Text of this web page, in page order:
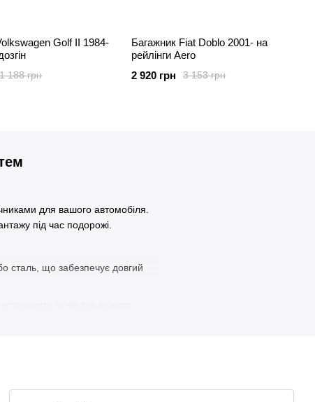
Golf II 1984-
1 188 грн
Багажник Fiat Doblo 2001- на
рейлінги Aero
3 153 грн
2 920 грн
для вашого автомобіля.
під час подорожі.
сталь, що забезпечує довгий
елегантного вигляду.